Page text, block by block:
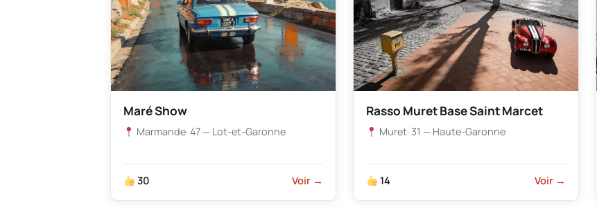
Maré Show
Marmande· 47 — Lot-et-Garonne
30 Voir →
Rasso Muret Base Saint Marcet
Muret· 31 — Haute-Garonne
14 Voir →